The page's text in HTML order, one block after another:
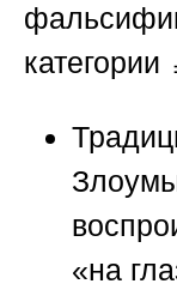
категории
«на